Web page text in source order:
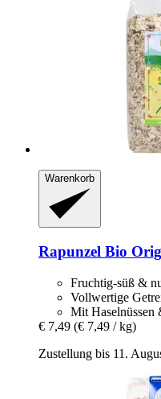
Warenkorb
Rapunzel Bio
Fruchtig-süß &
Vollwertige
Mit Haselnüssen
€ 7,49 (€ 7,49 / kg)
Zustellung bis 11.